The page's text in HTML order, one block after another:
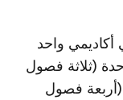
واحد
(ثلاثة فصول
(أربعة فصول